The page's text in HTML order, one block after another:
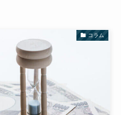
コラム